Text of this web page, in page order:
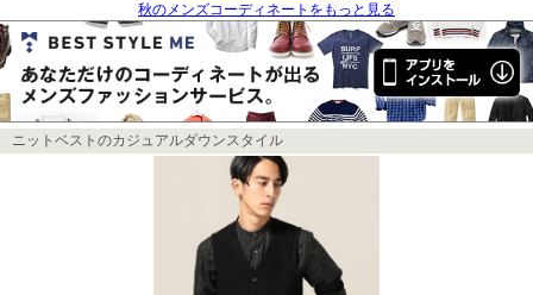
秋のメンズコーディネートをもっと見る
ニットベストのカジュアルダウンスタイル